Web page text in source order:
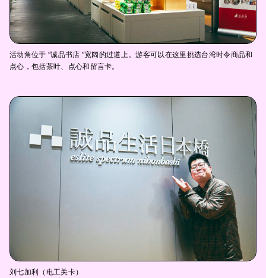
活动角位于 “诚品书店 “宽阔的过道上。游客可以在这里挑选台湾时令商品和
点心，包括茶叶、点心和留言卡。
刘七加利（电工关卡）